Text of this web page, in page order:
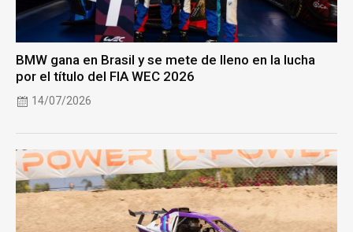
BMW gana en Brasil y se mete de lleno en la lucha
por el título del FIA WEC 2026
14/07/2026